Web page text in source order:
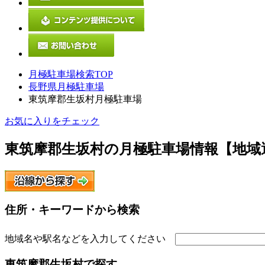
月極駐車場検索TOP
長野県月極駐車場
東筑摩郡生坂村月極駐車場
お気に入りをチェック
東筑摩郡生坂村の月極駐車場情報【地域
住所・キーワードから検索
地域名や駅名などを入力してください